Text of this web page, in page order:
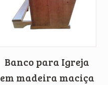
Banco para Igreja
em madeira maciça